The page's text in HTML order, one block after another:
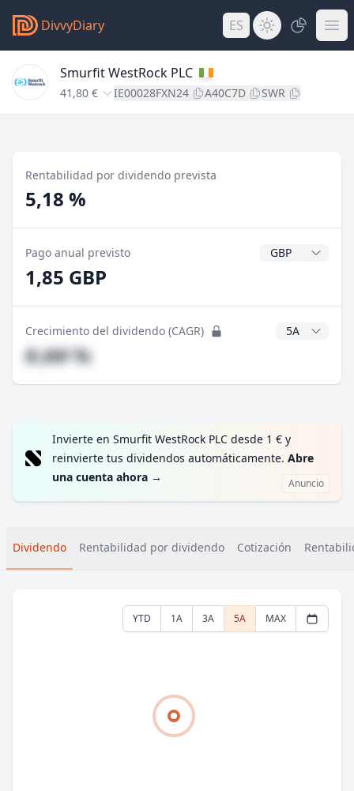
DivvyDiary ES
Smurfit WestRock PLC
41,80 € IE00028FXN24 A40C7D SWR
Rentabilidad por dividendo prevista
5,18 %
Pago anual previsto Divisa del
1,85 GBP
Crecimiento del dividendo (CAGR) Años CAGR
#,## %
Invierte en Smurfit WestRock PLC desde 1 € y
reinvierte tus dividendos automáticamente. Abre
una cuenta ahora → Anuncio
Dividendo Rentabilidad por dividendo Cotización
YTD 1A 3A 5A MAX